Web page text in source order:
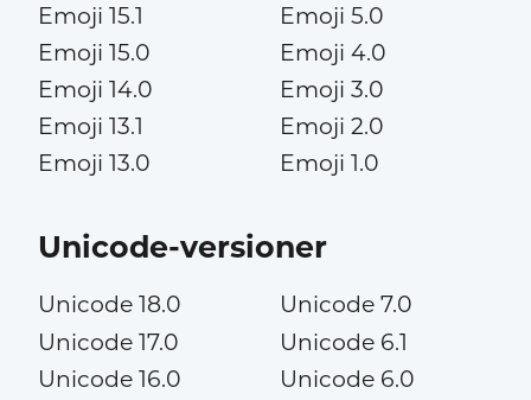
Emoji 15.1
Emoji 15.0
Emoji 14.0
Emoji 13.1
Emoji 13.0
Emoji 5.0
Emoji 4.0
Emoji 3.0
Emoji 2.0
Emoji 1.0
Unicode-versioner
Unicode 18.0
Unicode 17.0
Unicode 16.0
Unicode 7.0
Unicode 6.1
Unicode 6.0